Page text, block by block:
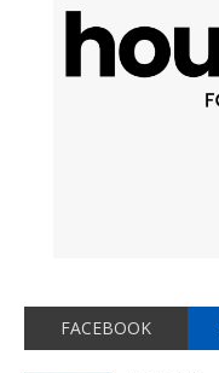
FACEBOOK